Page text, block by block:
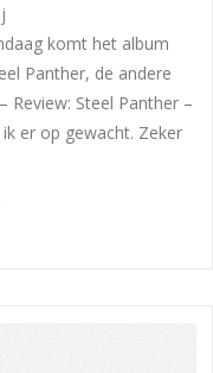
komt het album
Panther, de andere
Steel Panther –
er op gewacht. Zeker